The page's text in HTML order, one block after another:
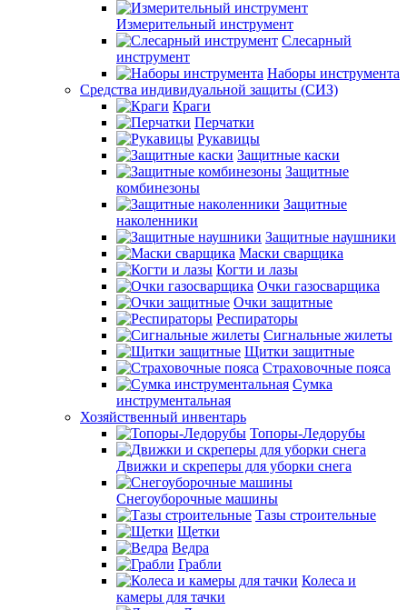
Измерительный инструмент
Слесарный
инструмент
Наборы инструмента
Средства индивидуальной защиты (СИЗ)
Краги
Перчатки
Рукавицы
Защитные каски
Защитные
комбинезоны
Защитные
наколенники
Защитные наушники
Маски сварщика
Когти и лазы
Очки газосварщика
Очки защитные
Респираторы
Сигнальные жилеты
Щитки защитные
Страховочные пояса
Сумка
инструментальная
Хозяйственный инвентарь
Топоры-Ледорубы
Движки и скреперы для уборки снега
Снегоуборочные машины
Тазы строительные
Щетки
Ведра
Грабли
Колеса и
камеры для тачки